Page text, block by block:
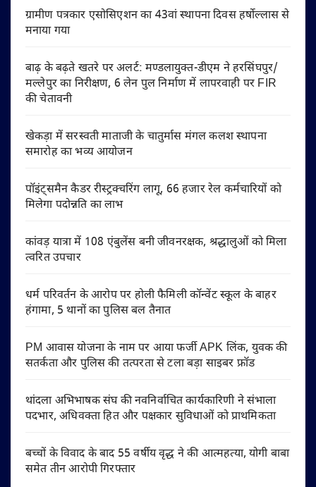
ग्रामीण पत्रकार एसोसिएशन का 43वां स्थापना दिवस हर्षोल्लास से
मनाया गया
बाढ़ के बढ़ते खतरे पर अलर्ट: मण्डलायुक्त-डीएम ने हरसिंघपुर/
मल्लेपुर का निरीक्षण, 6 लेन पुल निर्माण में लापरवाही पर FIR
की चेतावनी
खेकड़ा में सरस्वती माताजी के चातुर्मास मंगल कलश स्थापना
समारोह का भव्य आयोजन
पॉइंट्समैन कैडर रीस्ट्रक्चरिंग लागू, 66 हजार रेल कर्मचारियों को
मिलेगा पदोन्नति का लाभ
कांवड़ यात्रा में 108 एंबुलेंस बनी जीवनरक्षक, श्रद्धालुओं को मिला
त्वरित उपचार
धर्म परिवर्तन के आरोप पर होली फैमिली कॉन्वेंट स्कूल के बाहर
हंगामा, 5 थानों का पुलिस बल तैनात
PM आवास योजना के नाम पर आया फर्जी APK लिंक, युवक की
सतर्कता और पुलिस की तत्परता से टला बड़ा साइबर फ्रॉड
थांदला अभिभाषक संघ की नवनिर्वाचित कार्यकारिणी ने संभाला
पदभार, अधिवक्ता हित और पक्षकार सुविधाओं को प्राथमिकता
बच्चों के विवाद के बाद 55 वर्षीय वृद्ध ने की आत्महत्या, योगी बाबा
समेत तीन आरोपी गिरफ्तार